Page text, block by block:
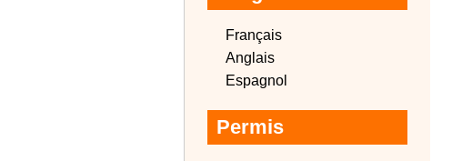
Français
Anglais
Espagnol
Permis